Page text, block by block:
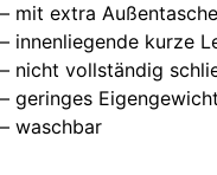
– mit extra Außentasche
– innenliegende kurze
– nicht vollständig
– geringes Eigengewicht
– waschbar